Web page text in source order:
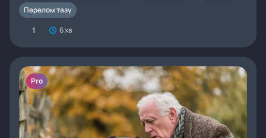
Перелом тазу
1 6 хв
Pro